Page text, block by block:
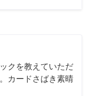
クを教えていただ
カードさばき素晴